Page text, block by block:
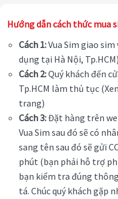
Hướng dẫn cách thức mua
Cách 1:Vua Sim giao
dụng tại Hà Nội, Tp.HCM)
Cách 2:Quý khách đến
Tp.HCM làm thủ tục
trang)
Cách 3:Đặt hàng trên
Vua Sim sau đó sẽ có
sang tên sau đó sẽ gửi
phút (bạn phải hỗ trợ
bạn kiểm tra đúng
tá. Chúc quý khách gặp